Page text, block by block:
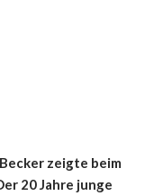
zeigte beim
20 Jahre junge